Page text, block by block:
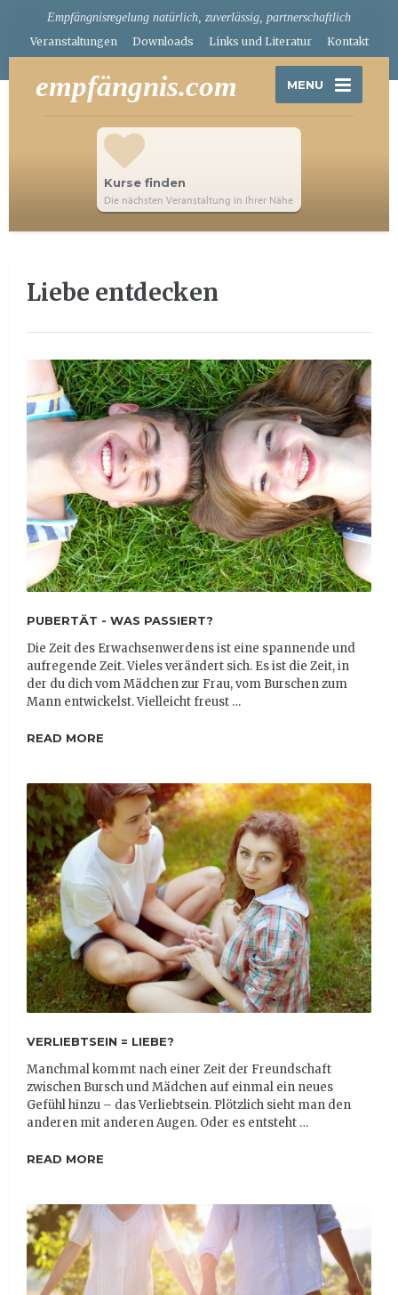
Empfängnisregelung natürlich, zuverlässig, partnerschaftlich
Veranstaltungen
Downloads Links und Literatur Kontakt
empfängnis.com MENU
Kurse finden
Die nächsten Veranstaltung in Ihrer Nähe
Liebe entdecken
PUBERTÄT - WAS PASSIERT?
Die Zeit des Erwachsenwerdens ist eine spannende und
aufregende Zeit. Vieles verändert sich. Es ist die Zeit, in
der du dich vom Mädchen zur Frau, vom Burschen zum
Mann entwickelst. Vielleicht freust …
READ MORE
VERLIEBTSEIN = LIEBE?
Manchmal kommt nach einer Zeit der Freundschaft
zwischen Bursch und Mädchen auf einmal ein neues
Gefühl hinzu – das Verliebtsein. Plötzlich sieht man den
anderen mit anderen Augen. Oder es entsteht …
READ MORE